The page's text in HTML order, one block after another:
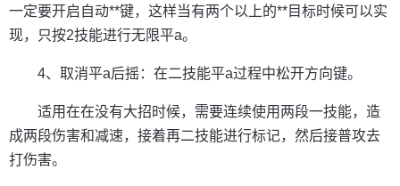
一定要开启自动**键，这样当有两个以上的**目标时候可以实
现，只按2技能进行无限平a。
4、取消平a后摇：在二技能平a过程中松开方向键。
适用在在没有大招时候，需要连续使用两段一技能，造
成两段伤害和减速，接着再二技能进行标记，然后接普攻去
打伤害。